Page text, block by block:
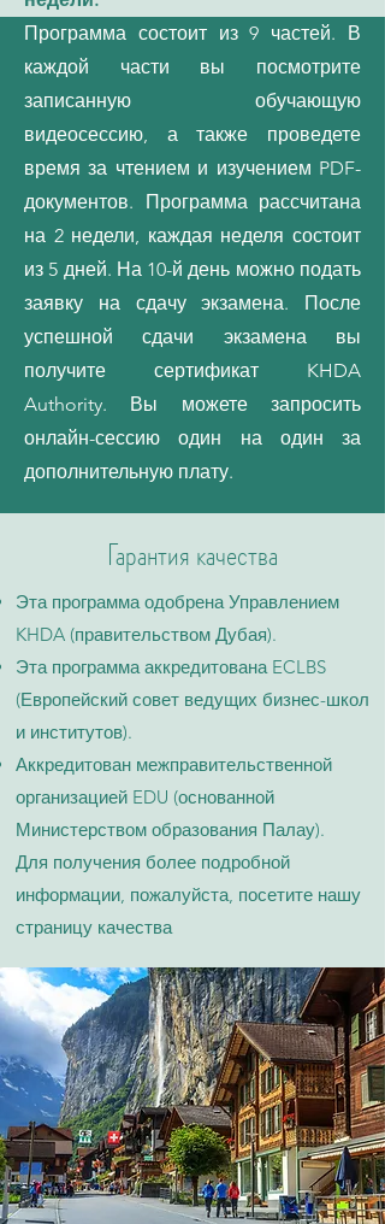
Программа состоит из 9 частей. В
каждой части вы посмотрите
записанную обучающую
видеосессию, а также проведете
время за чтением и изучением PDF-
документов. Программа рассчитана
на 2 недели, каждая неделя состоит
из 5 дней. На 10-й день можно подать
заявку на сдачу экзамена. После
успешной сдачи экзамена вы
получите сертификат KHDA
Authority. Вы можете запросить
онлайн-сессию один на один за
дополнительную плату.
Гарантия качества
Эта программа одобрена Управлением
KHDA (правительством Дубая).
Эта программа аккредитована ECLBS
(Европейский совет ведущих бизнес-школ
и институтов).
Аккредитован межправительственной
организацией EDU (основанной
Министерством образования Палау).
Для получения более подробной
информации, пожалуйста, посетите нашу
страницу качества​